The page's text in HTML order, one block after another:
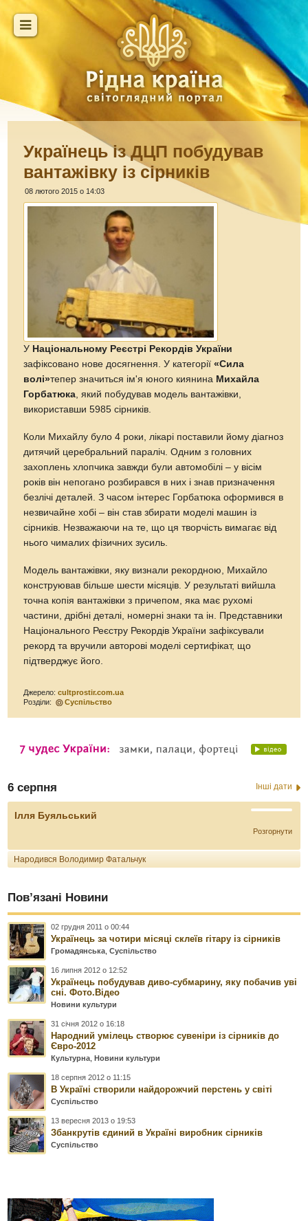
Українець із ДЦП побудував
вантажівку із сірників
08 лютого 2015 о 14:03
У Національному Реєстрі Рекордів України
зафіксовано нове досягнення. У категорії«Сила
волі»тепер значиться ім'я юного киянина Михайла
Горбатюка , який побудував модель вантажівки,
використавши 5985 сірників.
Коли Михайлу було 4 роки, лікарі поставили йому діагноз
дитячий церебральний параліч. Одним з головних
захоплень хлопчика завжди були автомобілі – у вісім
років він непогано розбирався в них і знав призначення
безлічі деталей. З часом інтерес Горбатюка оформився в
незвичайне хобі – він став збирати моделі машин із
сірників. Незважаючи на те, що ця творчість вимагає від
нього чималих фізичних зусиль.
Модель вантажівки, яку визнали рекордною, Михайло
конструював більше шести місяців. У результаті вийшла
точна копія вантажівки з причепом, яка має рухомі
частини, дрібні деталі, номерні знаки та ін. Представники
Національного Реєстру Рекордів України зафіксували
рекорд та вручили авторові моделі сертифікат, що
підтверджує його.
Джерело:cultprostir.com.ua
Розділи:
Суспільство
6 серпня Інші дати
Ілля Буяльський
Розгорнути
Народився Володимир Фатальчук
Пов’язані Новини
02 грудня 2011 о 00:44
Українець за чотири місяці склеїв гітару із сірників
Громадянська ,Суспільство
16 липня 2012 о 12:52
Українець побудував диво-субмарину, яку побачив уві
сні. Фото.Відео
Новини культури
31 січня 2012 о 16:18
Народний умілець створює сувеніри із сірників до
Євро-2012
Культурна ,Новини культури
18 серпня 2012 о 11:15
В Україні створили найдорожчий перстень у світі
Суспільство
13 вересня 2013 о 19:53
Збанкрутів єдиний в Україні виробник сірників
Суспільство